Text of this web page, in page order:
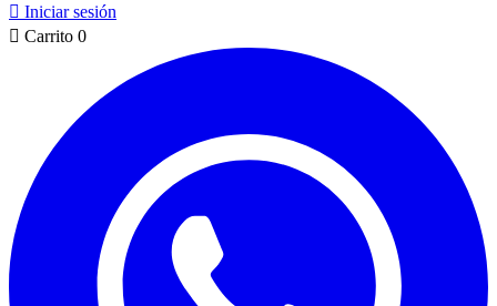
 Iniciar sesión
 Carrito 0